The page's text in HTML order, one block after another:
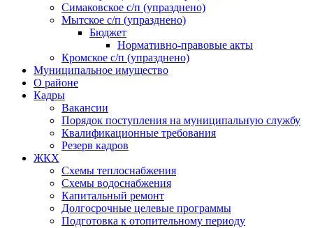
Симаковское с/п (упразднено)
Мытское с/п (упразднено)
Бюджет
Нормативно-правовые акты
Кромское с/п (упразднено)
Муниципальное имущество
О районе
Кадры
Вакансии
Порядок поступления на муниципальную службу
Квалификационные требования
Резерв кадров
ЖКХ
Схемы теплоснабжения
Схемы водоснабжения
Капитальный ремонт
Долгосрочные целевые программы
Подготовка к отопительному периоду